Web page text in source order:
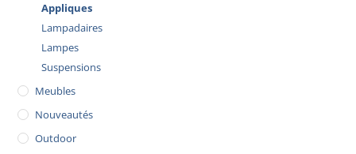
Appliques
Lampadaires
Lampes
Suspensions
Meubles
Nouveautés
Outdoor